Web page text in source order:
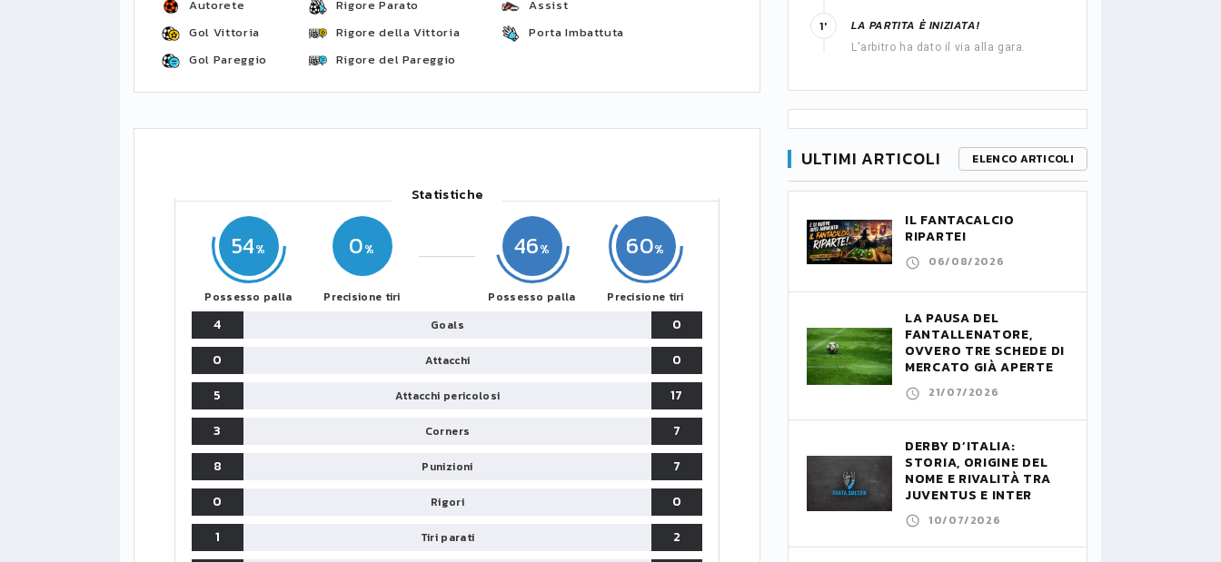
Autorete
Gol Vittoria
Gol Pareggio
Rigore Parato
Rigore della Vittoria
Rigore del Pareggio
Assist
Porta Imbattuta
Statistiche
54
Possesso palla
0
Precisione tiri
46
Possesso palla
60
Precisione tiri
4 Goals
0
0
Attacchi
0
5
Attacchi pericolosi
17
3
Corners
7
8
Punizioni
7
0
Rigori
0
1
Tiri parati
2
LA PARTITA È INIZIATA!
L'arbitro ha dato il via alla gara.
1'
ULTIMI ARTICOLI ELENCO ARTICOLI
IL FANTACALCIO
RIPARTE!
06/08/2026
LA PAUSA DEL
FANTALLENATORE,
OVVERO TRE SCHEDE DI
MERCATO GIÀ APERTE
21/07/2026
DERBY D’ITALIA:
STORIA, ORIGINE DEL
NOME E RIVALITÀ TRA
JUVENTUS E INTER
10/07/2026